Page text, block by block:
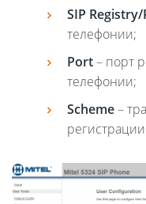
SIP
телефонии;
Port– порт
телефонии;
Scheme–